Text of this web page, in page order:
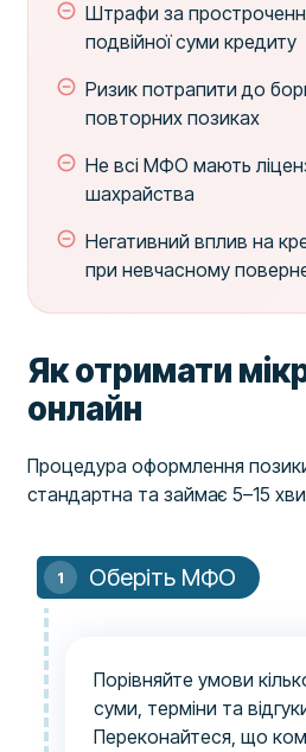
Штрафи за
подвійної суми кредиту
Ризик потрапити до
повторних позиках
Не всі МФО мають
шахрайства
Негативний вплив на
при невчасному
Як отримати
онлайн
Процедура оформлення
стандартна та займає 5–15
Оберіть МФО
Порівняйте умови
суми, терміни та
Переконайтеся, що